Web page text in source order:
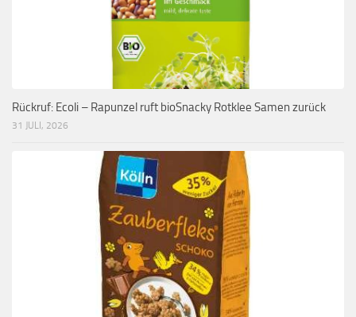
Rückruf: Ecoli – Rapunzel ruft bioSnacky Rotklee Samen zurück
31 JULI, 2026